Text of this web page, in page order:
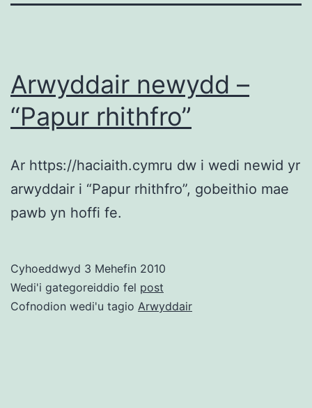
Arwyddair newydd –
“Papur rhithfro”
Ar https://haciaith.cymru dw i wedi newid yr
arwyddair i “Papur rhithfro”, gobeithio mae
pawb yn hoffi fe.
Cyhoeddwyd 3 Mehefin 2010
Wedi'i gategoreiddio fel post
Cofnodion wedi'u tagio Arwyddair